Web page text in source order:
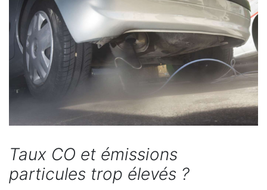
Taux CO et émissions
particules trop élevés ?